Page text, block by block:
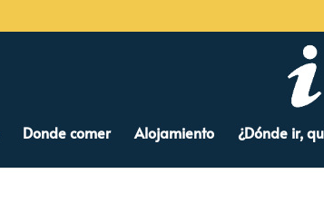
Donde comer Alojamiento ¿Dónde ir,